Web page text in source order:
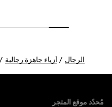
الرجال أزياء جاهزة رجالية
مُحدّد موقع المتجر